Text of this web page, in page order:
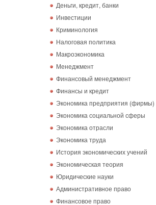
Деньги, кредит, банки
Инвестиции
Криминология
Налоговая политика
Макроэкономика
Менеджмент
Финансовый менеджмент
Финансы и кредит
Экономика предприятия (фирмы)
Экономика социальной сферы
Экономика отрасли
Экономика труда
История экономических учений
Экономическая теория
Юридические науки
Административное право
Финансовое право